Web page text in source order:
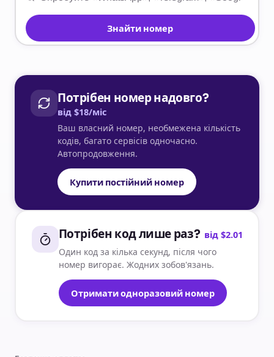
Знайти номер
Потрібен номер надовго?
від $18/міс
Ваш власний номер, необмежена кількість
кодів, багато сервісів одночасно.
Автопродовження.
Купити постійний номер
Потрібен код лише раз? від $2.01
Один код за кілька секунд, після чого
номер вигорає. Жодних зобов'язань.
Отримати одноразовий номер